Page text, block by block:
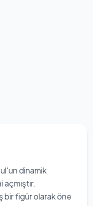
dinamik
bir figür olarak öne